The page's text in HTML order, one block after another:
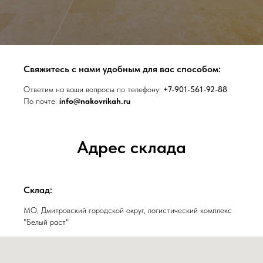
Свяжитесь с нами удобным для вас способом:
Ответим на ваши вопросы по телефону: +7-901-561-92-88
По почте: info@nakovrikah.ru
Адрес склада
Склад:
МО, Дмитровский городской округ, логистический комплекс
"Белый раст"